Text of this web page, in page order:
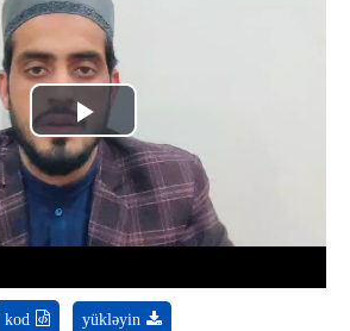
Play
Video
kod yükləyin